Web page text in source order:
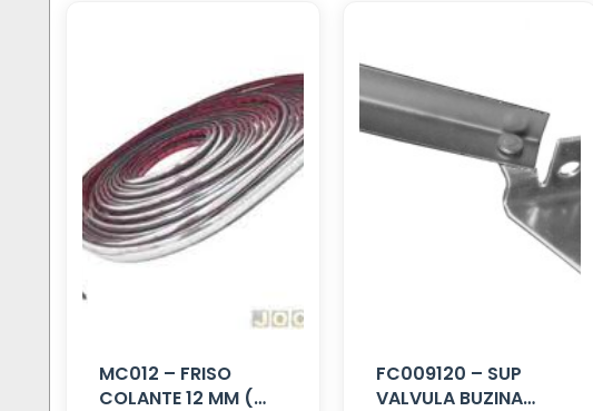
MC012 – FRISO
COLANTE 12 MM (
FC009120 – SUP
VALVULA BUZINA